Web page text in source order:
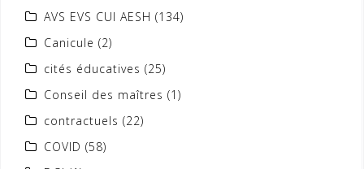
AVS EVS CUI AESH (134)
Canicule (2)
cités éducatives (25)
Conseil des maîtres (1)
contractuels (22)
COVID (58)